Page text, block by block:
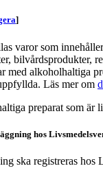
]
varor som
bilvårdsprodukter,
med alkoholhaltiga
Läs mer om
preparat som är
hos
ska registreras hos